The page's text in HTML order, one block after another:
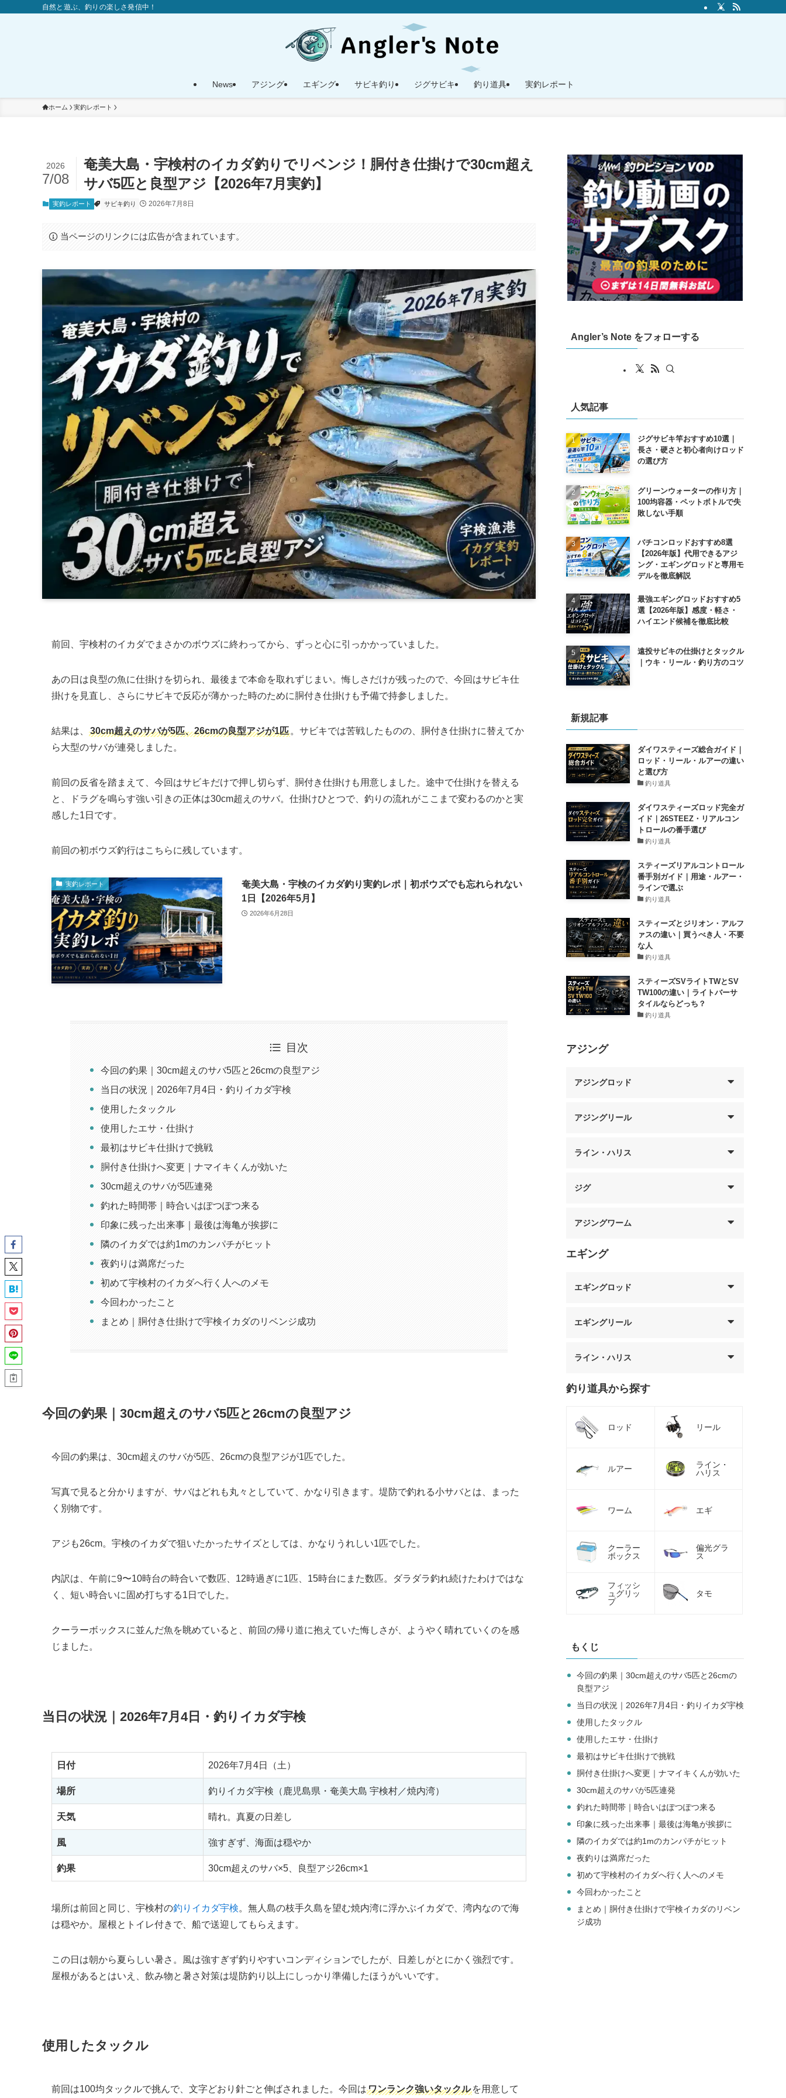
自然と遊ぶ、釣りの楽しさ発信中！
News アジング エギング サビキ釣り ジグサビキ 釣り道具 実釣レポート
ホーム 実釣レポート
奄美大島・宇検村のイカダ釣りでリベンジ！胴付き仕掛けで30cm超え
サバ5匹と良型アジ【2026年7月実釣】
2026
7/08
実釣レポート サビキ釣り 2026年7月8日
当ページのリンクには広告が含まれています。
前回、宇検村のイカダでまさかのボウズに終わってから、ずっと心に引っかかっていました。
あの日は良型の魚に仕掛けを切られ、最後まで本命を取れずじまい。悔しさだけが残ったので、今回はサビキ仕
掛けを見直し、さらにサビキで反応が薄かった時のために胴付き仕掛けも予備で持参しました。
結果は、 30cm超えのサバが5匹、26cmの良型アジが1匹 。サビキでは苦戦したものの、胴付き仕掛けに替えてか
ら大型のサバが連発しました。
前回の反省を踏まえて、今回はサビキだけで押し切らず、胴付き仕掛けも用意しました。途中で仕掛けを替える
と、ドラグを鳴らす強い引きの正体は30cm超えのサバ。仕掛けひとつで、釣りの流れがここまで変わるのかと実
感した1日です。
前回の初ボウズ釣行はこちらに残しています。
実釣レポート
奄美大島・宇検のイカダ釣り実釣レポ｜初ボウズでも忘れられない
1日【2026年5月】
2026年6月28日
目次
今回の釣果｜30cm超えのサバ5匹と26cmの良型アジ
当日の状況｜2026年7月4日・釣りイカダ宇検
使用したタックル
使用したエサ・仕掛け
最初はサビキ仕掛けで挑戦
胴付き仕掛けへ変更｜ナマイキくんが効いた
30cm超えのサバが5匹連発
釣れた時間帯｜時合いはぽつぽつ来る
印象に残った出来事｜最後は海亀が挨拶に
隣のイカダでは約1mのカンパチがヒット
夜釣りは満席だった
初めて宇検村のイカダへ行く人へのメモ
今回わかったこと
まとめ｜胴付き仕掛けで宇検イカダのリベンジ成功
今回の釣果｜30cm超えのサバ5匹と26cmの良型アジ
今回の釣果は、30cm超えのサバが5匹、26cmの良型アジが1匹でした。
写真で見ると分かりますが、サバはどれも丸々としていて、かなり引きます。堤防で釣れる小サバとは、まった
く別物です。
アジも26cm。宇検のイカダで狙いたかったサイズとしては、かなりうれしい1匹でした。
内訳は、午前に9〜10時台の時合いで数匹、12時過ぎに1匹、15時台にまた数匹。ダラダラ釣れ続けたわけではな
く、短い時合いに固め打ちする1日でした。
クーラーボックスに並んだ魚を眺めていると、前回の帰り道に抱えていた悔しさが、ようやく晴れていくのを感
じました。
当日の状況｜2026年7月4日・釣りイカダ宇検
日付 2026年7月4日（土）
場所 釣りイカダ宇検（鹿児島県・奄美大島 宇検村／焼内湾）
天気 晴れ。真夏の日差し
風 強すぎず、海面は穏やか
釣果 30cm超えのサバ×5、良型アジ26cm×1
場所は前回と同じ、宇検村の釣りイカダ宇検。無人島の枝手久島を望む焼内湾に浮かぶイカダで、湾内なので海
は穏やか。屋根とトイレ付きで、船で送迎してもらえます。
この日は朝から夏らしい暑さ。風は強すぎず釣りやすいコンディションでしたが、日差しがとにかく強烈です。
屋根があるとはいえ、飲み物と暑さ対策は堤防釣り以上にしっかり準備したほうがいいです。
使用したタックル
前回は100均タックルで挑んで、文字どおり針ごと伸ばされました。今回はワンランク強いタックル を用意して
Angler’s Note をフォローする
人気記事
ジグサビキ竿おすすめ10選｜
長さ・硬さと初心者向けロッド
の選び方
グリーンウォーターの作り方｜
100均容器・ペットボトルで失
敗しない手順
バチコンロッドおすすめ8選
【2026年版】代用できるアジ
ング・エギングロッドと専用モ
デルを徹底解説
最強エギングロッドおすすめ5
選【2026年版】感度・軽さ・
ハイエンド候補を徹底比較
遠投サビキの仕掛けとタックル
｜ウキ・リール・釣り方のコツ
新規記事
ダイワスティーズ総合ガイド｜
ロッド・リール・ルアーの違い
と選び方
釣り道具
ダイワスティーズロッド完全ガ
イド｜26STEEZ・リアルコン
トロールの番手選び
釣り道具
スティーズリアルコントロール
番手別ガイド｜用途・ルアー・
ラインで選ぶ
釣り道具
スティーズとジリオン・アルフ
ァスの違い｜買うべき人・不要
な人
釣り道具
スティーズSVライトTWとSV
TW100の違い｜ライトバーサ
タイルならどっち？
釣り道具
アジング
アジングロッド
アジングリール
ライン・ハリス
ジグ
アジングワーム
エギング
エギングロッド
エギングリール
ライン・ハリス
釣り道具から探す
ロッド リール
ルアー
ライン・
ハリス
ワーム エギ
クーラー
ボックス
偏光グラ
ス
フィッシ
ュグリッ
プ
タモ
もくじ
今回の釣果｜30cm超えのサバ5匹と26cmの
良型アジ
当日の状況｜2026年7月4日・釣りイカダ宇検
使用したタックル
使用したエサ・仕掛け
最初はサビキ仕掛けで挑戦
胴付き仕掛けへ変更｜ナマイキくんが効いた
30cm超えのサバが5匹連発
釣れた時間帯｜時合いはぽつぽつ来る
印象に残った出来事｜最後は海亀が挨拶に
隣のイカダでは約1mのカンパチがヒット
夜釣りは満席だった
初めて宇検村のイカダへ行く人へのメモ
今回わかったこと
まとめ｜胴付き仕掛けで宇検イカダのリベン
ジ成功